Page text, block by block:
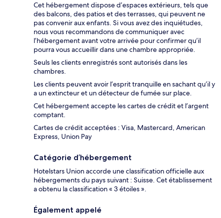
Cet hébergement dispose d’espaces extérieurs, tels que
des balcons, des patios et des terrasses, qui peuvent ne
pas convenir aux enfants. Si vous avez des inquiétudes,
nous vous recommandons de communiquer avec
l’hébergement avant votre arrivée pour confirmer qu’il
pourra vous accueillir dans une chambre appropriée.
Seuls les clients enregistrés sont autorisés dans les
chambres.
Les clients peuvent avoir l’esprit tranquille en sachant qu’il y
a un extincteur et un détecteur de fumée sur place.
Cet hébergement accepte les cartes de crédit et l’argent
comptant.
Cartes de crédit acceptées : Visa, Mastercard, American
Express, Union Pay
Catégorie d’hébergement
Hotelstars Union accorde une classification officielle aux
hébergements du pays suivant : Suisse. Cet établissement
a obtenu la classification « 3 étoiles ».
Également appelé